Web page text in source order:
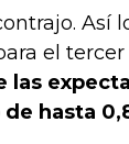
Así
el
las
hasta